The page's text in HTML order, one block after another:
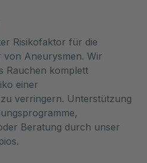
Risikofaktor für die
von Aneurysmen. Wir
Rauchen komplett
einer
verringern. Unterstützung
Beratung durch unser